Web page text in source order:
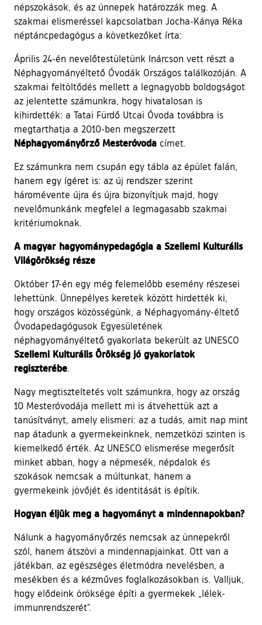
népszokások, és az ünnepek határozzák meg. A
szakmai elismeréssel kapcsolatban Jocha-Kánya Réka
néptáncpedagógus a következőket írta:
Április 24-én nevelőtestületünk Inárcson vett részt a
Néphagyományéltető Óvodák Országos találkozóján. A
szakmai feltöltődés mellett a legnagyobb boldogságot
az jelentette számunkra, hogy hivatalosan is
kihirdették: a Tatai Fürdő Utcai Óvoda továbbra is
megtarthatja a 2010-ben megszerzett
Néphagyományőrző Mesteróvoda címet.
Ez számunkra nem csupán egy tábla az épület falán,
hanem egy ígéret is: az új rendszer szerint
háromévente újra és újra bizonyítjuk majd, hogy
nevelőmunkánk megfelel a legmagasabb szakmai
kritériumoknak.
A magyar hagyománypedagógia a Szellemi Kulturális
Világörökség része
Október 17-én egy még felemelőbb esemény részesei
lehettünk. Ünnepélyes keretek között hirdették ki,
hogy országos közösségünk, a Néphagyomány-éltető
Óvodapedagógusok Egyesületének
néphagyományéltető gyakorlata bekerült az UNESCO
Szellemi Kulturális Örökség jó gyakorlatok
regiszterébe.
Nagy megtiszteltetés volt számunkra, hogy az ország
10 Mesteróvodája mellett mi is átvehettük azt a
tanúsítványt, amely elismeri: az a tudás, amit nap mint
nap átadunk a gyermekeinknek, nemzetközi szinten is
kiemelkedő érték. Az UNESCO elismerése megerősít
minket abban, hogy a népmesék, népdalok és
szokások nemcsak a múltunkat, hanem a
gyermekeink jövőjét és identitását is építik.
Hogyan éljük meg a hagyományt a mindennapokban?
Nálunk a hagyományőrzés nemcsak az ünnepekről
szól, hanem átszövi a mindennapjainkat. Ott van a
játékban, az egészséges életmódra nevelésben, a
mesékben és a kézműves foglalkozásokban is. Valljuk,
hogy elődeink öröksége építi a gyermekek „lélek-
immunrendszerét”.